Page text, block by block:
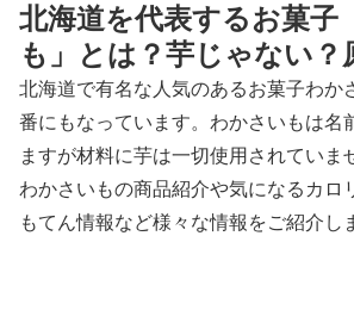
北海道を代表するお菓子
も」とは？芋じゃない？
北海道で有名な人気のあるお菓子わか
番にもなっています。わかさいもは名
ますが材料に芋は一切使用されていま
わかさいもの商品紹介や気になるカロ
もてん情報など様々な情報をご紹介し